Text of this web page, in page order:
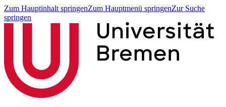
Zum Hauptinhalt springenZum Hauptmenü springenZur Suche
springen